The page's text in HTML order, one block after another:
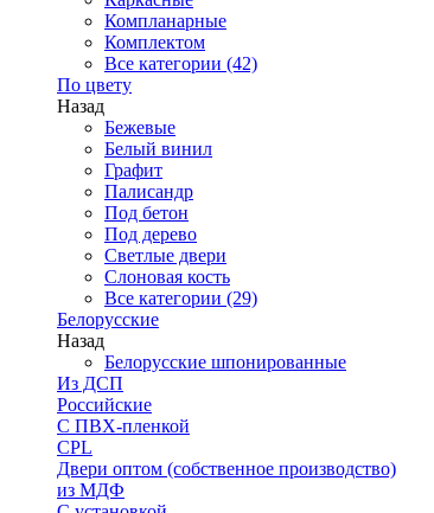
Компланарные
Комплектом
Все категории (42)
По цвету
Назад
Бежевые
Белый винил
Графит
Палисандр
Под бетон
Под дерево
Светлые двери
Слоновая кость
Все категории (29)
Белорусские
Назад
Белорусские шпонированные
Из ДСП
Российские
C ПВХ-пленкой
CPL
Двери оптом (собственное производство)
из МДФ